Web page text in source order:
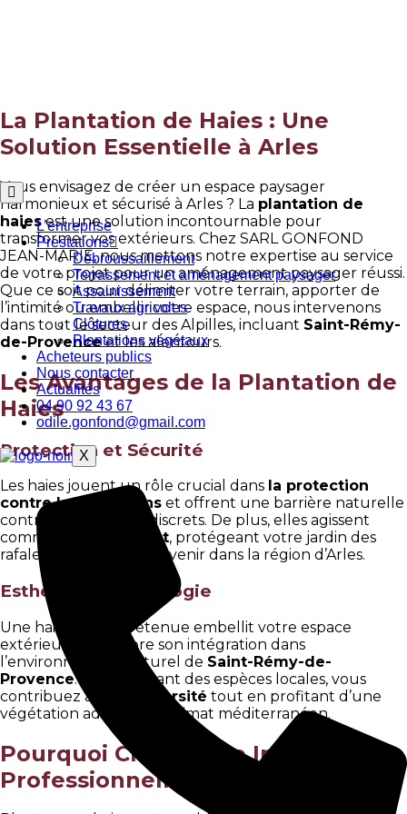
L’entreprise
Prestations
Débroussaillement
Terrassement et aménagement paysager
Assainissement
Travaux agricoles
Clôtures
Plantations végétaux
Acheteurs publics
Nous contacter
Actualités
04 90 92 43 67
odile.gonfond@gmail.com
X
La Plantation de Haies : Une
Solution Essentielle à Arles
Vous envisagez de créer un espace paysager
harmonieux et sécurisé à Arles ? La plantation de
haiesest une solution incontournable pour
transformer vos extérieurs. Chez SARL GONFOND
JEAN-MARIE, nous mettons notre expertise au service
de votre projet pour un aménagement paysager réussi.
Que ce soit pour délimiter votre terrain, apporter de
l’intimité ou embellir votre espace, nous intervenons
dans tout le secteur des Alpilles, incluant Saint-Rémy-
de-Provenceet les alentours.
Les Avantages de la Plantation de
Haies
Protection et Sécurité
Les haies jouent un rôle crucial dans la protection
contre les intrusions et offrent une barrière naturelle
contre les regards indiscrets. De plus, elles agissent
comme des
brise-vent, protégeant votre jardin des
rafales qui peuvent survenir dans la région d’Arles.
Esthétisme et Écologie
Une haie bien entretenue embellit votre espace
extérieur et améliore son intégration dans
l’environnement naturel de Saint-Rémy-de-
Provence. En choisissant des espèces locales, vous
contribuez à la
biodiversité tout en profitant d’une
végétation adaptée au climat méditerranéen.
Pourquoi Choisir une Intervention
Professionnelle ?